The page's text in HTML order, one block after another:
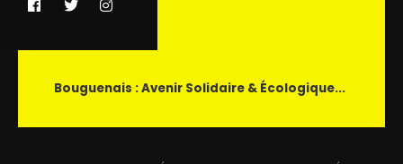
Bouguenais : Avenir Solidaire & Écologique...